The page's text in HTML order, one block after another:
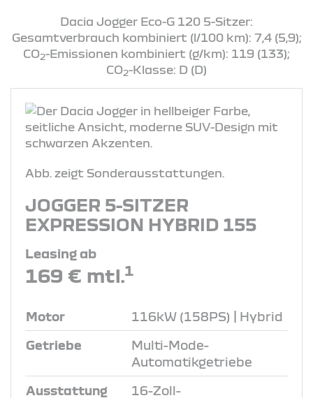
Dacia Jogger Eco-G 120 5-Sitzer:
Gesamtverbrauch kombiniert (l/100 km): 7,4 (5,9);
CO2-Emissionen kombiniert (g/km): 119 (133);
CO2-Klasse: D (D)
Abb. zeigt Sonderausstattungen.
JOGGER 5-SITZER
EXPRESSION HYBRID 155
Leasing ab
169 € mtl.1
Motor 116kW (158PS) | Hybrid
Getriebe
Multi-Mode-
Automatikgetriebe
Ausstattung
16-Zoll-